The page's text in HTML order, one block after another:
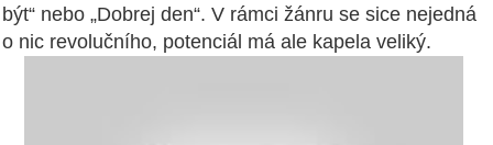
být“ nebo „Dobrej den“. V rámci žánru se sice nejedná
o nic revolučního, potenciál má ale kapela veliký.